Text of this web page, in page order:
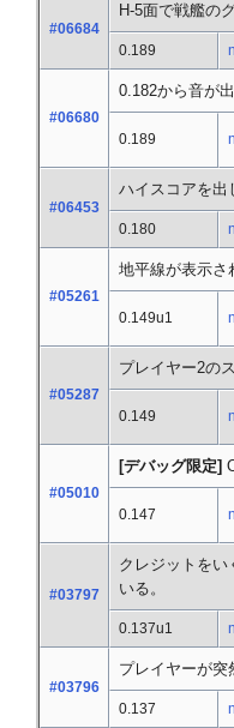
#06684
H-5面で戦艦の
0.189
#06680
0.182から音が
0.189
#06453
ハイスコアを出
0.180
#05261
地平線が表示さ
0.149u1
#05287
プレイヤー2の
0.149
#05010
[デバッグ限定]
0.147
#03797
クレジットを
いる。
0.137u1
#03796
プレイヤーが突
0.137